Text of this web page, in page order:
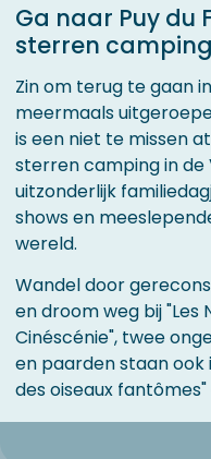
Ga naar Puy du
sterren
Zin om terug te gaan
meermaals
is een niet te missen
sterren camping in de
uitzonderlijk
shows en
wereld.
Wandel door
en droom weg bij "Les
Cinéscénie", twee
en paarden staan ook
des oiseaux fantômes"